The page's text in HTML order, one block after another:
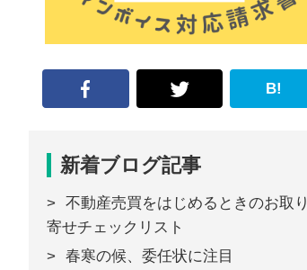
ジ
ャ
ー
ナ
B!
新着ブログ記事
不動産売買をはじめるときのお取り
寄せチェックリスト
春寒の候、委任状に注目